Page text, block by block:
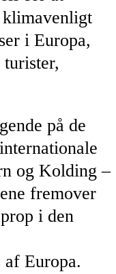
i Europa,
på de
og Kolding –
fremover
i den
Europa.